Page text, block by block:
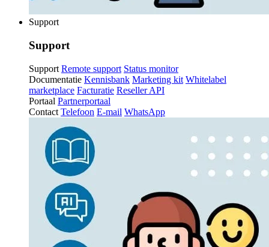
Support
Support
Support Remote support Status monitor
Documentatie Kennisbank Marketing kit Whitelabel
marketplace Facturatie Reseller API
Portaal Partnerportaal
Contact Telefoon E-mail WhatsApp